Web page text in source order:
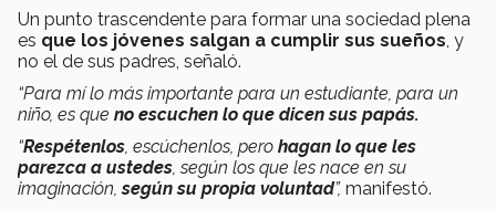
Un punto trascendente para formar una sociedad plena
es que los jóvenes salgan a cumplir sus sueños, y
no el de sus padres, señaló.
“Para mí lo más importante para un estudiante, para un
niño, es que no escuchen lo que dicen sus papás.
“Respétenlos, escúchenlos, pero hagan lo que les
parezca a ustedes, según los que les nace en su
imaginación, según su propia voluntad”, manifestó.